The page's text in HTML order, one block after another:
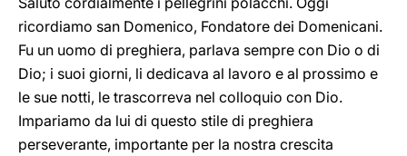
ricordiamo san Domenico, Fondatore dei Domenicani.
Fu un uomo di preghiera, parlava sempre con Dio o di
Dio; i suoi giorni, li dedicava al lavoro e al prossimo e
le sue notti, le trascorreva nel colloquio con Dio.
Impariamo da lui di questo stile di preghiera
perseverante, importante per la nostra crescita